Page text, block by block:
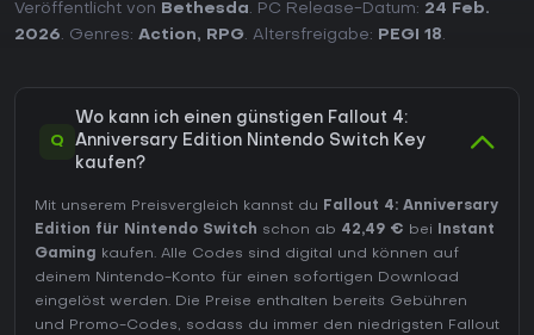
Veröffentlicht von
Bethesda. PC Release-Datum: 24 Feb.
2026. Genres: Action, RPG. Altersfreigabe: PEGI 18.
Q
Wo kann ich einen günstigen Fallout 4:
Anniversary Edition Nintendo Switch Key
kaufen?
Mit unserem Preisvergleich kannst du Fallout 4: Anniversary
Edition für Nintendo Switch schon ab 42,49 € bei
Instant
Gaming
kaufen. Alle Codes sind digital und können auf
deinem Nintendo-Konto für einen sofortigen Download
eingelöst werden. Die Preise enthalten bereits Gebühren
und Promo-Codes, sodass du immer den niedrigsten Fallout